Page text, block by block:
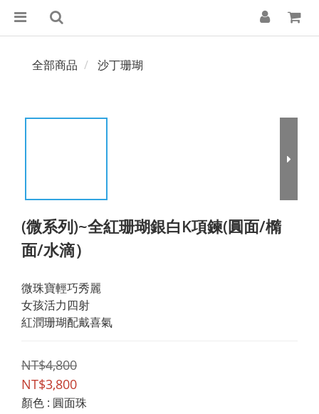
全部商品 沙丁珊瑚
(微系列)~全紅珊瑚銀白K項鍊(圓面/橢
面/水滴）
微珠寶輕巧秀麗
女孩活力四射
紅潤珊瑚配戴喜氣
NT$4,800
NT$3,800
顏色 : 圓面珠